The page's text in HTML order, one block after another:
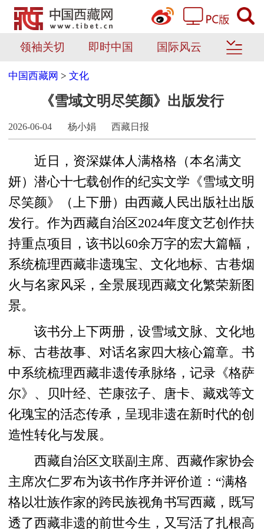
领袖关切 即时中国 国际风云
中国西藏网 >文化
《雪域文明尽笑颜》出版发行
2026-06-04 杨小娟 西藏日报
近日，资深媒体人满格格（本名满文
妍）潜心十七载创作的纪实文学《雪域文明
尽笑颜》（上下册）由西藏人民出版社出版
发行。作为西藏自治区2024年度文艺创作扶
持重点项目，该书以60余万字的宏大篇幅，
系统梳理西藏非遗瑰宝、文化地标、古巷烟
火与名家风采，全景展现西藏文化繁荣新图
景。
该书分上下两册，设雪域文脉、文化地
标、古巷故事、对话名家四大核心篇章。书
中系统梳理西藏非遗传承脉络，记录《格萨
尔》、贝叶经、芒康弦子、唐卡、藏戏等文
化瑰宝的活态传承，呈现非遗在新时代的创
造性转化与发展。
西藏自治区文联副主席、西藏作家协会
主席次仁罗布为该书作序并评价道：“满格
格以壮族作家的跨民族视角书写西藏，既写
透了西藏非遗的前世今生，又写活了扎根高